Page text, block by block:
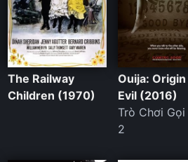
The Railway
Children (1970)
Ouija:
Evil (2016)
Trò Chơi Gọi
2